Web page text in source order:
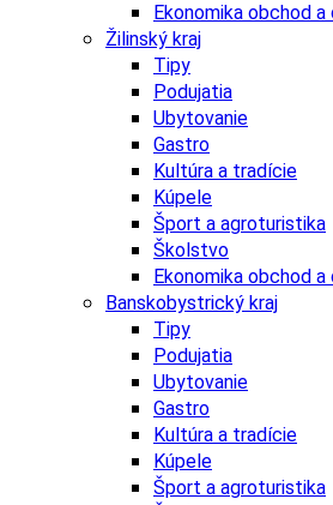
Ekonomika obchod a
Žilinský kraj
Tipy
Podujatia
Ubytovanie
Gastro
Kultúra a tradície
Kúpele
Šport a agroturistika
Školstvo
Ekonomika obchod a
Banskobystrický kraj
Tipy
Podujatia
Ubytovanie
Gastro
Kultúra a tradície
Kúpele
Šport a agroturistika